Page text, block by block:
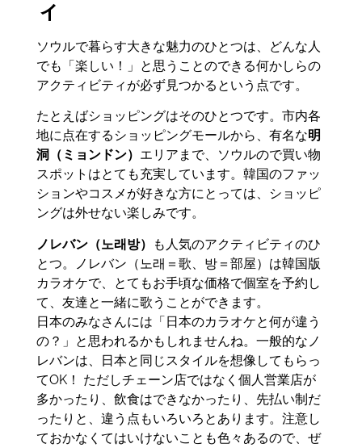
ィ
ソウルで暮らす大きな魅力のひとつは、どんな人
でも「楽しい！」と思うことのできる何かしらの
アクティビティが必ず見つかるという点です。
たとえばショッピングはそのひとつです。市内各
地に点在するショッピングモールから、有名な明
洞（ミョンドン） エリアまで、ソウルので買い物
スポットはとても充実しています。韓国のファッ
ションやコスメが好きな方にとっては、ショッピ
ングは外せない楽しみです。
ノレバン（노래방）
も人気のアクティビティのひ
とつ。ノレバン（노래＝歌、방＝部屋）は韓国版
カラオケで、とてもお手頃な価格で個室を予約し
て、友達と一緒に歌うことができます。
日本のみなさんには「日本のカラオケと何が違う
の？」と思われるかもしれませんね。一般的なノ
レバンは、日本と同じスタイルを想像してもらっ
てOK！ ただしチェーン店ではなく個人営業店が
多かったり、飲食はできなかったり、先払い制だ
ったりと、違う点もいろいろとあります。注意し
ておかなくてはいけないことも色々あるので、ぜ